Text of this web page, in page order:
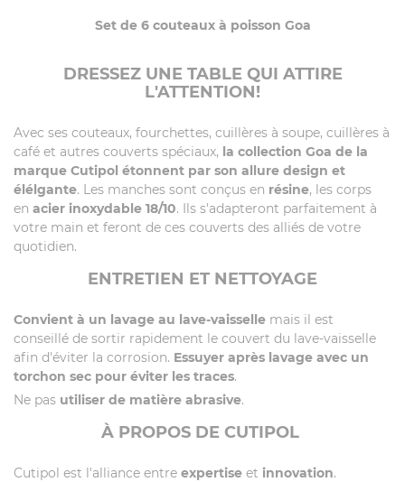
Set de 6 couteaux à poisson Goa
DRESSEZ UNE TABLE QUI ATTIRE
L'ATTENTION!
Avec ses couteaux, fourchettes, cuillères à soupe, cuillères à
café et autres couverts spéciaux, la collection Goa de la
marque Cutipol étonnent par son allure design et
élélgante. Les manches sont conçus en résine, les corps
en acier inoxydable 18/10. Ils s'adapteront parfaitement à
votre main et feront de ces couverts des alliés de votre
quotidien.
ENTRETIEN ET NETTOYAGE
Convient à un lavage au lave-vaisselle mais il est
conseillé de sortir rapidement le couvert du lave-vaisselle
afin d'éviter la corrosion. Essuyer après lavage avec un
torchon sec pour éviter les traces.
Ne pas utiliser de matière abrasive.
À PROPOS DE CUTIPOL
Cutipol est l'alliance entre expertise et innovation.